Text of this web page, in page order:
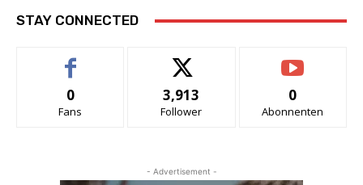
STAY CONNECTED
0
Fans
3,913
Follower
0
Abonnenten
- Advertisement -